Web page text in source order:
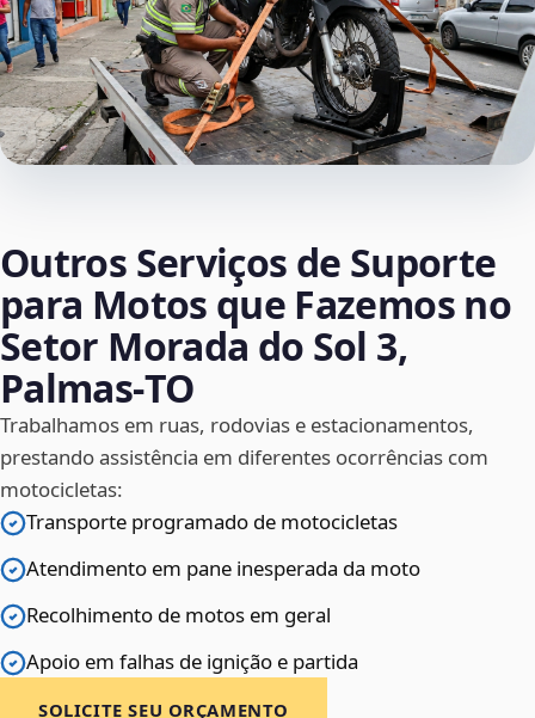
Outros Serviços de Suporte
para Motos que Fazemos no
Setor Morada do Sol 3,
Palmas‑TO
Trabalhamos em ruas, rodovias e estacionamentos,
prestando assistência em diferentes ocorrências com
motocicletas:
Transporte programado de motocicletas
Atendimento em pane inesperada da moto
Recolhimento de motos em geral
Apoio em falhas de ignição e partida
SOLICITE SEU ORÇAMENTO